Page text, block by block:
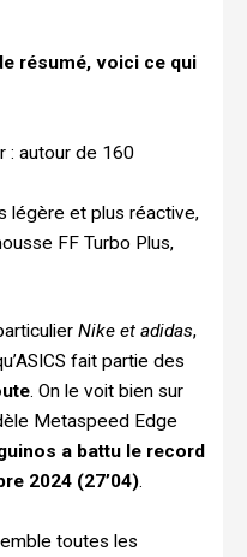
résumé, voici ce qui
: autour de 160
légère et plus réactive,
FF Turbo Plus,
Nike et adidas,
fait partie des
. On le voit bien sur
Metaspeed Edge
a battu le record
2024 (27’04).
toutes les